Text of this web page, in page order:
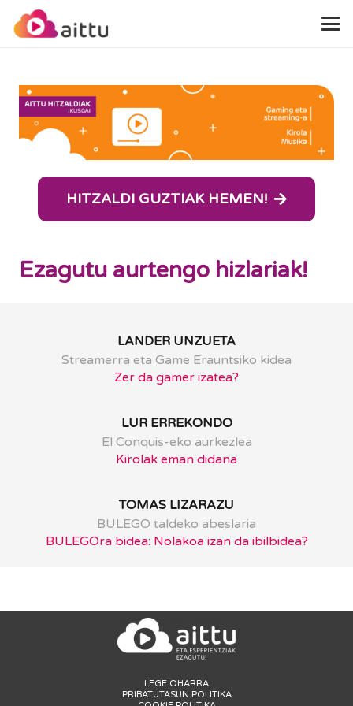
HITZALDI GUZTIAK HEMEN!
Ezagutu aurtengo hizlariak!
LANDER UNZUETA
Streamerra eta Game Erauntsiko kidea
Zer da gamer izatea?
LUR ERREKONDO
El Conquis-eko aurkezlea
Kirolak eman didana
TOMAS LIZARAZU
BULEGO taldeko abeslaria
BULEGOra bidea: Nolakoa izan da ibilbidea?
LEGE OHARRA
PRIBATUTASUN POLITIKA